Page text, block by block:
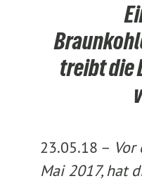
treibt die
23.05.18 – Vor
Mai 2017, hat